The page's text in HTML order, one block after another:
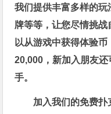
我们提供丰富多样的
牌等等，让您尽情挑
以从游戏中获得体验
20,000，新加入朋友
手。
加入我们的免费扑